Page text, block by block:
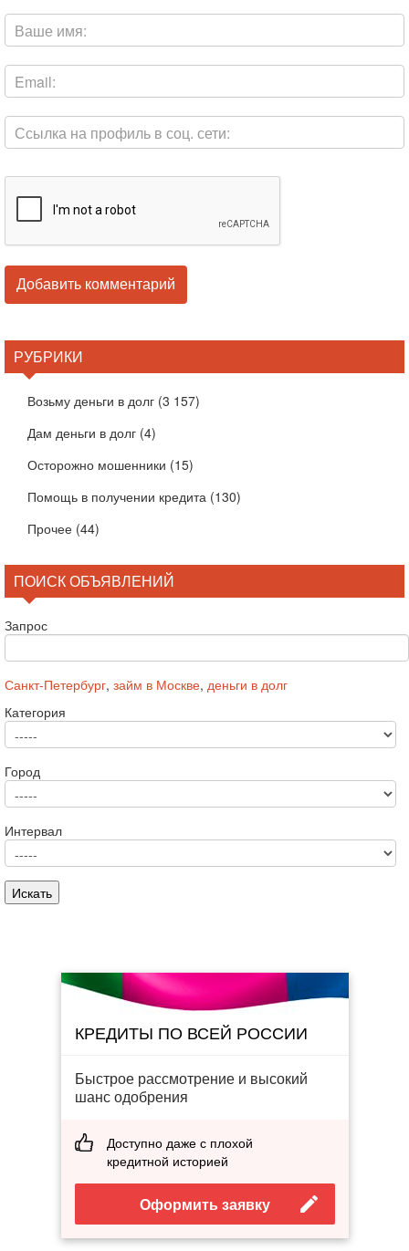
РУБРИКИ
Возьму деньги в долг (3 157)
Дам деньги в долг (4)
Осторожно мошенники (15)
Помощь в получении кредита (130)
Прочее (44)
ПОИСК ОБЪЯВЛЕНИЙ
Запрос
Санкт-Петербург, займ в Москве, деньги в долг
Категория
Город
Интервал
КРЕДИТЫ ПО ВСЕЙ РОССИИ
Быстрое рассмотрение и высокий
шанс одобрения
Доступно даже с плохой
кредитной историей
Оформить заявку